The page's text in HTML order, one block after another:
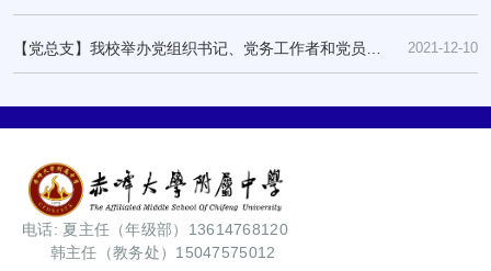
考核会议
2021-12-10
【党总支】我校举办党组织书记、党务工作者和党员培
训班
电话: 夏主任（年级部）13614768120
韩主任（教务处）15047575012